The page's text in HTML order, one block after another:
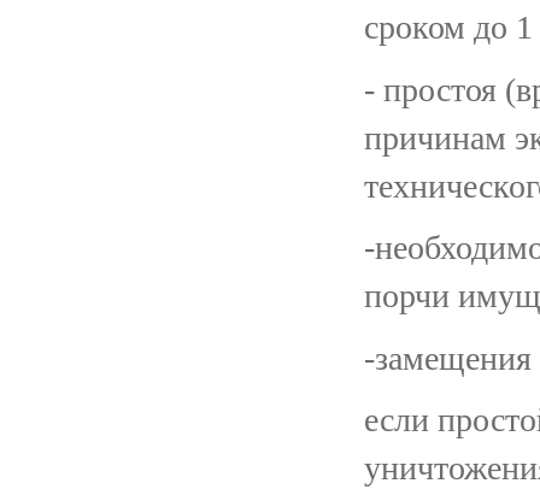
сроком до
- простоя
причинам
-
порчи
-замещения
если